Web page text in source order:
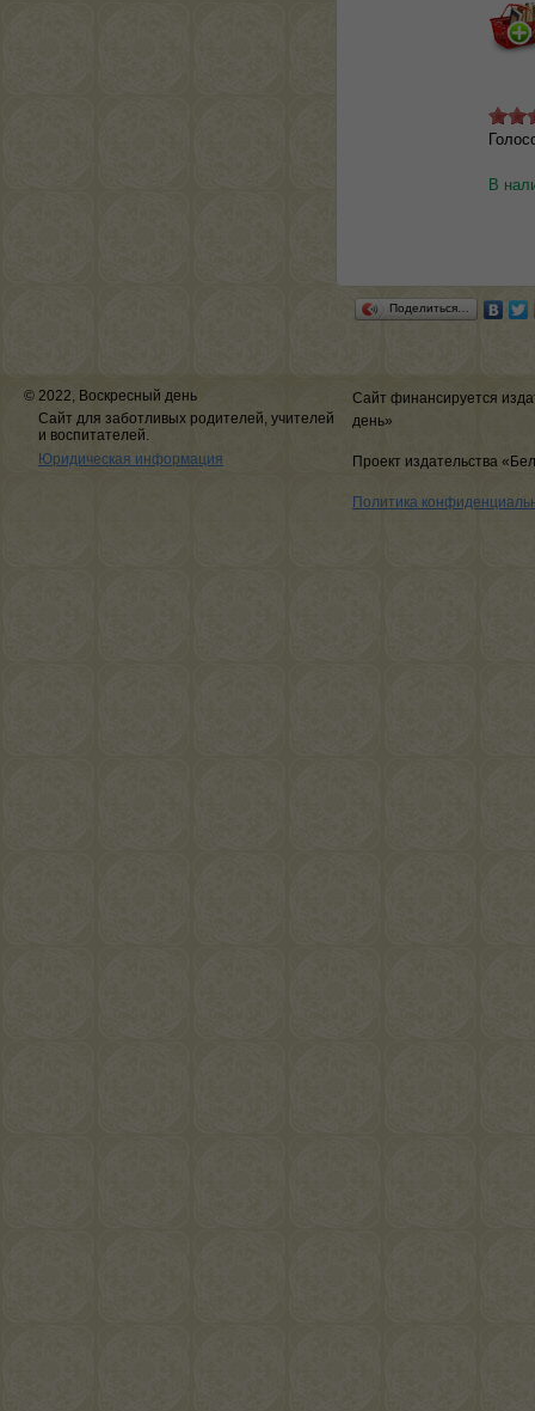
В
Поделиться…
© 2022, Воскресный день
Сайт для заботливых родителей, учителей
и воспитателей.
Юридическая информация
Сайт финансируется
день»
Проект издательства
Политика